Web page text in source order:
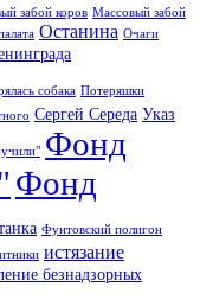
забой коров Массовый забой
Останина Очаги
собака Потеряшки
Сергей Середа Указ
Фонд
Фонд
Фунтовский полигон
истязание
безнадзорных